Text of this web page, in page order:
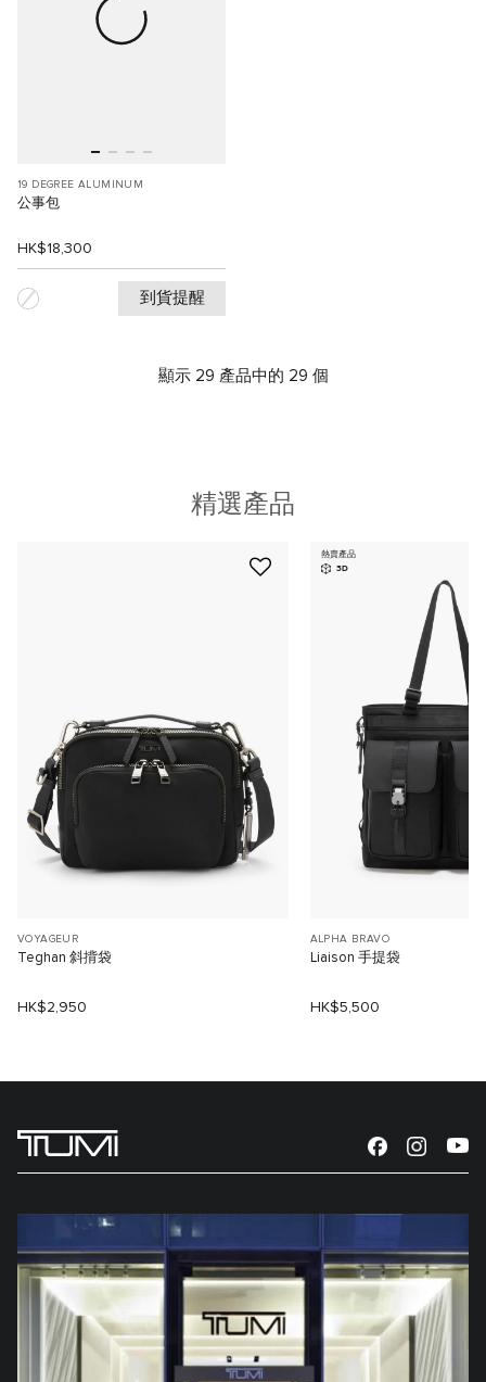
19 DEGREE ALUMINUM
公事包
HK$18,300
到貨提醒
顯示 29 產品中的 29 個
精選產品
VOYAGEUR
Teghan 斜揹袋
HK$2,950
熱賣產品
3D
ALPHA BRAVO
Liaison 手提袋
HK$5,500